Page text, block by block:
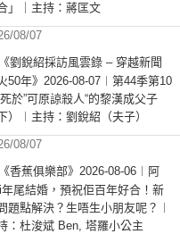
」｜主持：蔣匡文
08/07
《劉銳紹採訪風雲錄 – 穿越新聞
50年》2026-08-07︱第44季第10
於”可原諒殺人“的黎漢成父子
下）︱主持：劉銳紹（夫子）
08/07
《香蕉俱樂部》2026-08-06︱阿
年尾結婚，預祝佢百年好合！新
題點解決？生唔生小朋友呢？︱
：杜浚斌 Ben, 塔羅小公主